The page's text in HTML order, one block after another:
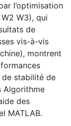
l’optimisation
W3), qui
de
vis-à-vis
montrent
de stabilité de
Algorithme
des
MATLAB.